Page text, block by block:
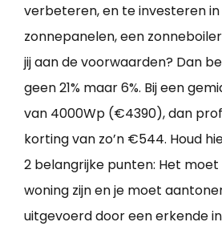
verbeteren, en te investeren in
zonnepanelen, een
jij aan de voorwaarden? Dan
geen 21% maar 6%. Bij een
van 4000Wp (€4390), dan
korting van zo’n €544. Houd
2 belangrijke punten: Het moet
woning zijn en je moet
uitgevoerd door een erkende